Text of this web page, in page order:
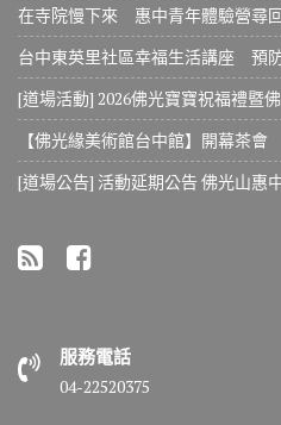
在寺院慢下來 惠中青年體驗營尋
台中東英里社區幸福生活講座 預
[道場活動] 2026佛光寶寶祝福禮暨
【佛光緣美術館台中館】開幕茶會
[道場公告] 活動延期公告 佛光山惠
服務電話
04-22520375